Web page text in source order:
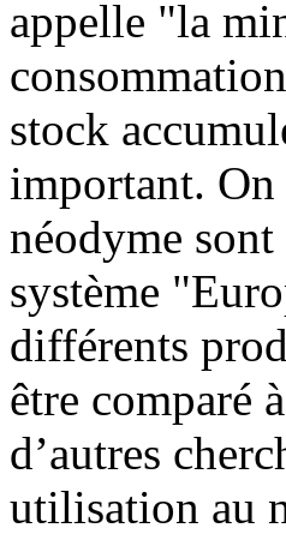
appelle "la
stock
important. On
néodyme
système
différents
être comparé
d’autres
utilisation au